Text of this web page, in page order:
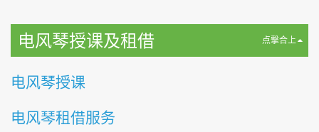
电风琴授课及租借 点撃合上
电风琴授课
电风琴租借服务